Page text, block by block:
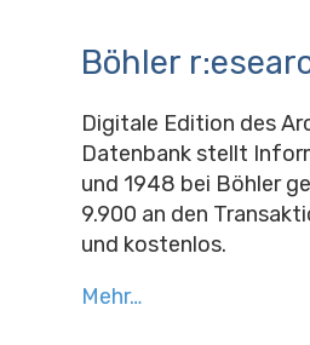
Böhler
Digitale Edition des
Datenbank stellt
und 1948 bei Böhler
9.900 an den
und kostenlos.
Mehr…